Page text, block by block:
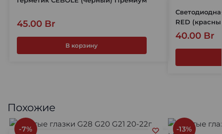
45.00 Br
В корзину
RED
40.00 Br
Похожие
-7% -13%